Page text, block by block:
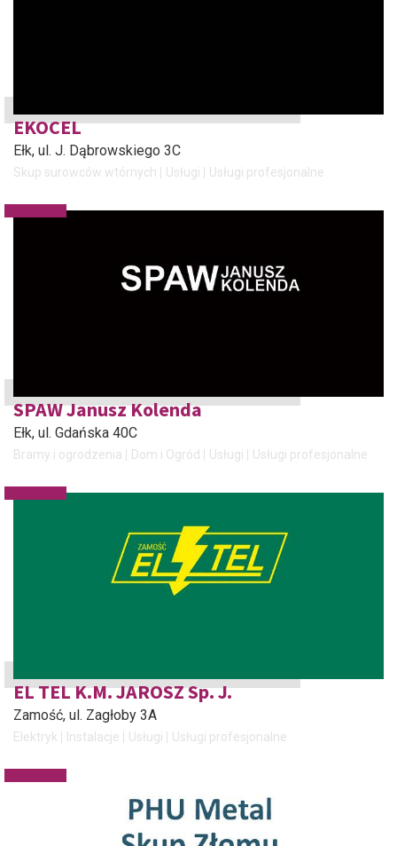
EKOCEL
Ełk, ul. J. Dąbrowskiego 3C
Skup surowców wtórnych Usługi Usługi profesjonalne
SPAW Janusz Kolenda
Ełk, ul. Gdańska 40C
Bramy i ogrodzenia Dom i Ogród Usługi Usługi profesjonalne
EL TEL K.M. JAROSZ Sp. J.
Zamość, ul. Zagłoby 3A
Elektryk Instalacje Usługi Usługi profesjonalne